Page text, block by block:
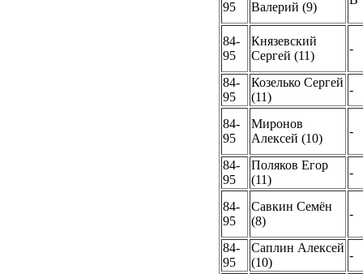
95
Валерий (9)
84-
95
Князевский
Сергей (11)
-
84-
95
Козелько Сергей
(11)
-
84-
95
Миронов
Алексей (10)
-
84-
95
Поляков Егор
(11)
-
84-
95
Савкин Семён
(8)
-
84-
95
Саплин Алексей
(10)
-